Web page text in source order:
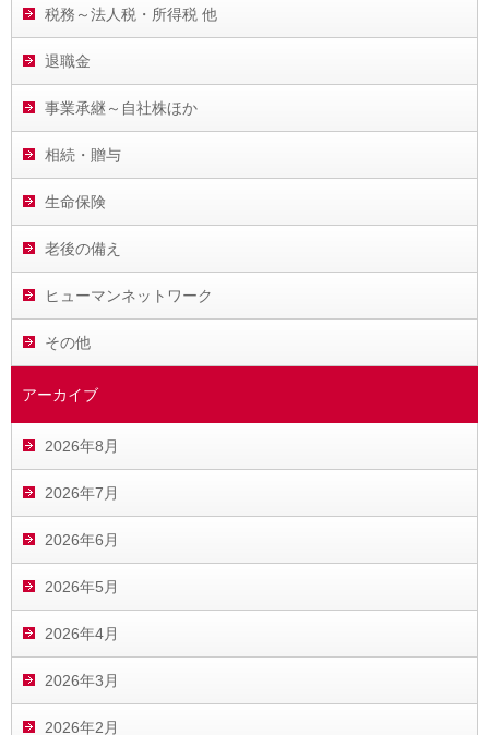
税務～法人税・所得税 他
退職金
事業承継～自社株ほか
相続・贈与
生命保険
老後の備え
ヒューマンネットワーク
その他
アーカイブ
2026年8月
2026年7月
2026年6月
2026年5月
2026年4月
2026年3月
2026年2月